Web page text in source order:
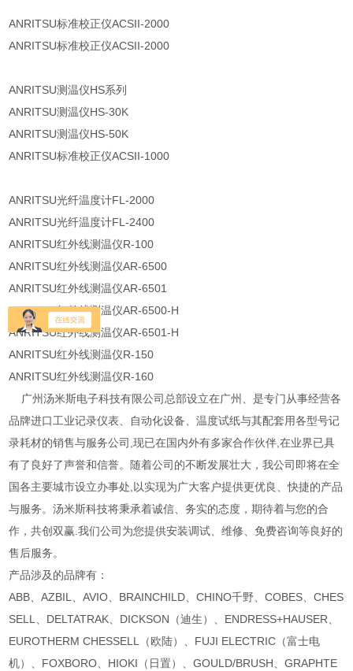
ANRITSU标准校正仪ACSII-2000
ANRITSU标准校正仪ACSII-2000
ANRITSU测温仪HS系列
ANRITSU测温仪HS-30K
ANRITSU测温仪HS-50K
ANRITSU标准校正仪ACSII-1000
ANRITSU光纤温度计FL-2000
ANRITSU光纤温度计FL-2400
ANRITSU红外线测温仪R-100
ANRITSU红外线测温仪AR-6500
ANRITSU红外线测温仪AR-6501
ANRITSU红外线测温仪AR-6500-H
ANRITSU红外线测温仪AR-6501-H
ANRITSU红外线测温仪R-150
ANRITSU红外线测温仪R-160
广州汤米斯电子科技有限公司总部设立在广州、是专门从事经营各
品牌进口工业记录仪表、自动化设备、温度试纸与其配套用各型号记
录耗材的销售与服务公司,现已在国内外有多家合作伙伴,在业界已具
有了良好了声誉和信誉。随着公司的不断发展壮大，我公司即将在全
国各主要城市设立办事处,以实现为广大客户提供更优良、快捷的产品
与服务。汤米斯科技将秉承着诚信、务实的态度，期待着与您的合
作，共创双赢.我们公司为您提供安装调试、维修、免费咨询等良好的
售后服务。
产品涉及的品牌有：
ABB、AZBIL、AVIO、BRAINCHILD、CHINO千野、COBES、CHES
SELL、DELTATRAK、DICKSON（迪生）、ENDRESS+HAUSER、
EUROTHERM CHESSELL（欧陆）、FUJI ELECTRIC（富士电
机）、FOXBORO、HIOKI（日置）、GOULD/BRUSH、GRAPHTE